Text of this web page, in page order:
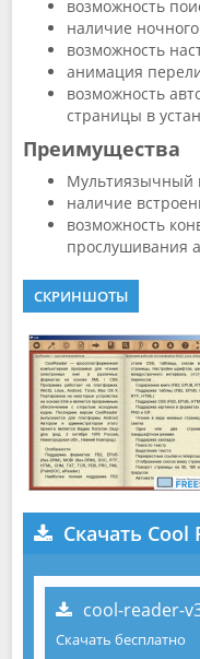
возможность
наличие
возможность
анимация
возможность
страницы в
Преимущества
Мультиязычный
наличие
возможность
прослушивания
СКРИНШОТЫ
Скачать Cool
cool-reader-
Скачать бесплатно